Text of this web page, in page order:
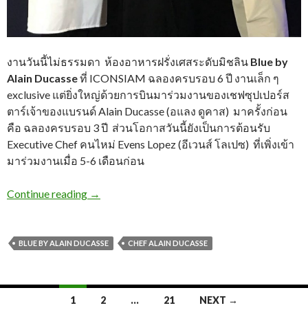
งานวันนี้ไม่ธรรมดา ห้องอาหารฝรั่งเศสระดับมิชลิน Blue by
Alain Ducasseที่ ICONSIAM ฉลองครบรอบ 6 ปี งานเล็ก ๆ
exclusive แต่ยิ่งใหญ่ด้วยการบินมาร่วมงานของเชฟซุปเปอร์ส
ตาร์เจ้าของแบรนด์ Alain Ducasse (อแลง ดูคาส) มาครั้งก่อน
คือ ฉลองครบรอบ 3 ปี ส่วนโอกาสวันนี้ยังเป็นการต้อนรับ
Executive Chef คนไหม่ Evens Lopez (อีเวนส์ โลเปซ) ที่เพิ่งเข้า
มาร่วมงานเมื่อ 5-6 เดือนก่อน
Continue reading →
BLUE BY ALAIN DUCASSE CHEF ALAIN DUCASSE
1 2 … 21 NEXT →